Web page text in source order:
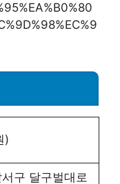
)
구 달구벌대로